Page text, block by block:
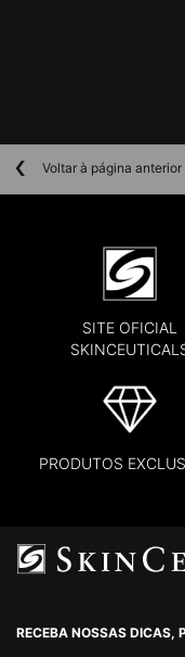
Voltar à página anterior
SITE OFICIAL
PRODUTOS
RECEBA NOSSAS DICAS,